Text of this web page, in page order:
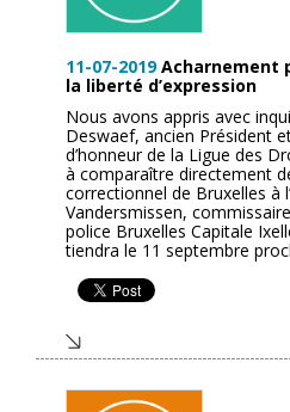
11-07-2019 Acharnement
la liberté d’expression
Nous avons appris avec
Deswaef, ancien Président
d’honneur de la Ligue des
à comparaître directement
correctionnel de Bruxelles à
Vandersmissen,
police Bruxelles Capitale
tiendra le 11 septembre